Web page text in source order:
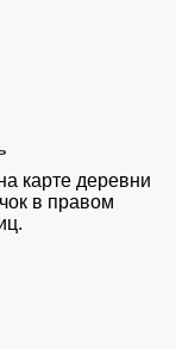
карте деревни
в правом